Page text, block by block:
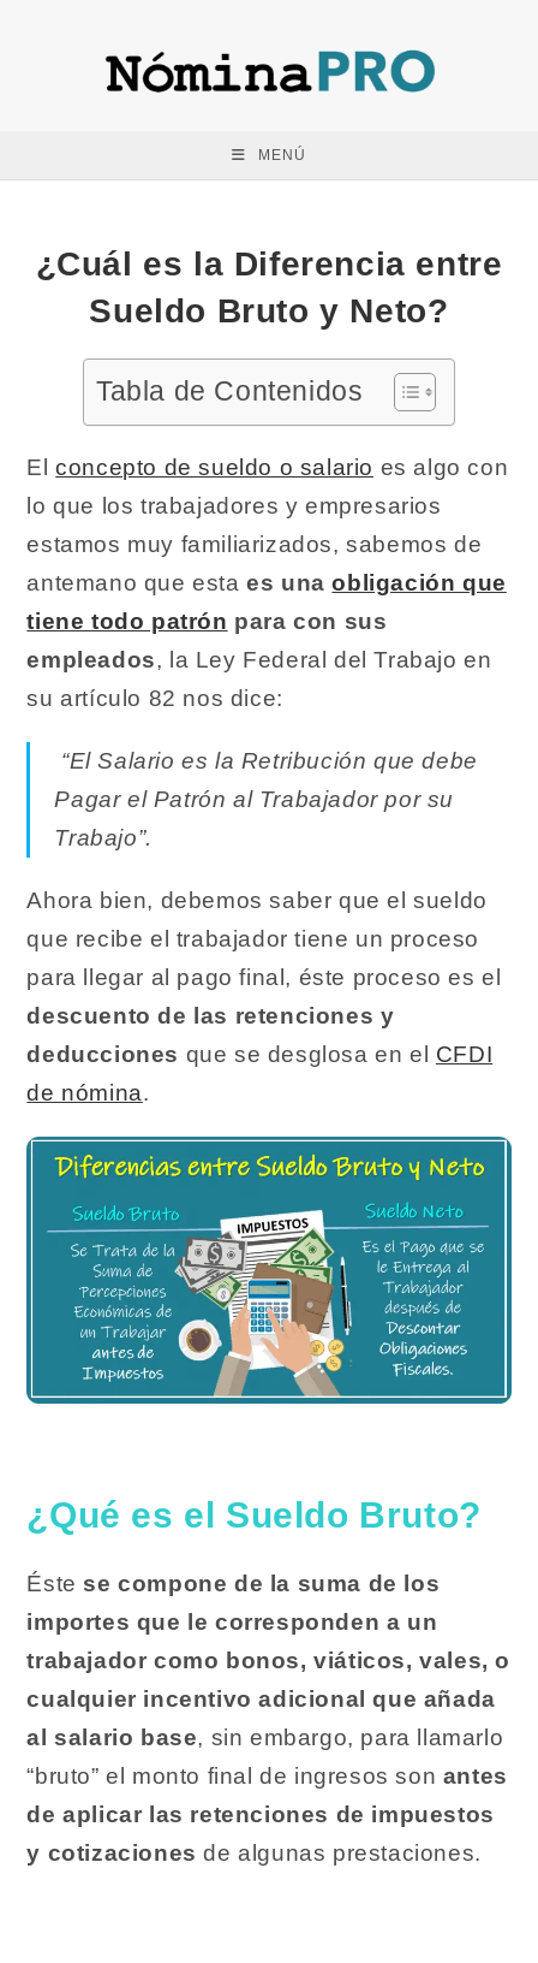
MENÚ
¿Cuál es la Diferencia entre
Sueldo Bruto y Neto?
Tabla de Contenidos
Elconcepto de sueldo o salario es algo con
lo que los trabajadores y empresarios
estamos muy familiarizados, sabemos de
antemano que estaes unaobligación que
tiene todo patrón para con sus
empleados, la Ley Federal del Trabajo en
su artículo 82 nos dice:
“El Salario es la Retribución que debe
Pagar el Patrón al Trabajador por su
Trabajo”.
Ahora bien, debemos saber que el sueldo
que recibe el trabajador tiene un proceso
para llegar al pago final, éste proceso es el
descuento de las retenciones y
deducciones que se desglosa en el CFDI
de nómina.
¿Qué es el Sueldo Bruto?
Éste se compone de la suma de los
importes que le corresponden a un
trabajador como bonos, viáticos, vales, o
cualquier incentivo adicional que añada
al salario base, sin embargo, para llamarlo
“bruto” el monto final de ingresos son antes
de aplicar las retenciones de impuestos
y cotizaciones de algunas prestaciones.